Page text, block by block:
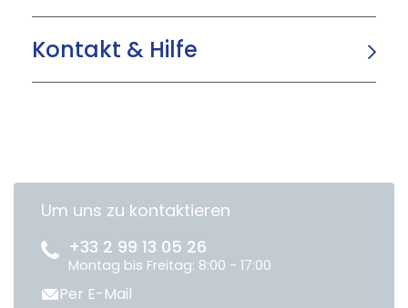
Kontakt & Hilfe
Um uns zu kontaktieren
+33 2 99 13 05 26
Montag bis Freitag: 8:00 - 17:00
Per E-Mail